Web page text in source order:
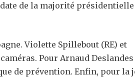
de la majorité
Violette Spillebout (RE) et
Pour Arnaud Deslandes
de prévention. Enfin, pour la